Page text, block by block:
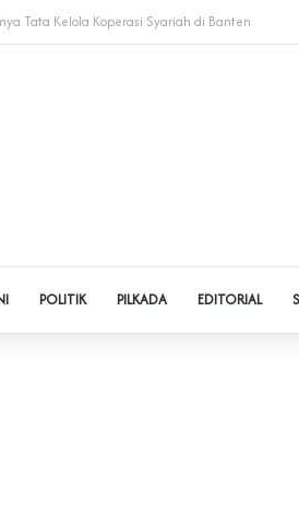
Polda Banten Gandeng SPSI Perkuat
POLITIK PILKADA EDITORIAL